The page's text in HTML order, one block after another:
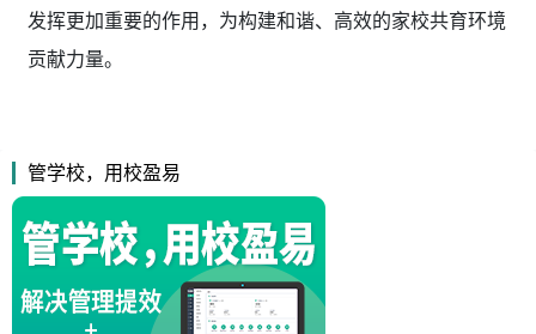
发挥更加重要的作用，为构建和谐、高效的家校共育环境
贡献力量。
管学校，用校盈易